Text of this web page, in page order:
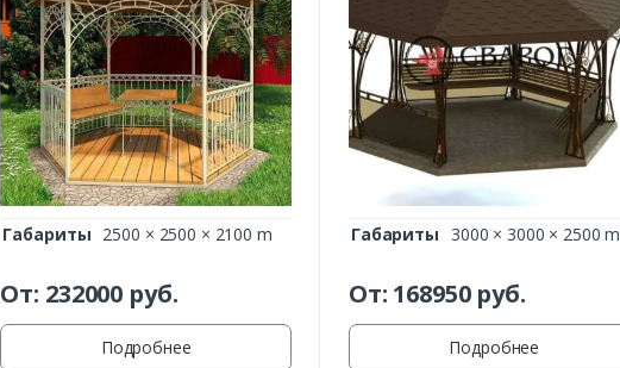
Заказать
Габариты 2500 × 2500 × 2100 m
От: 232000 руб.
Подробнее
Габариты 3000 × 3000 × 2500 m
От: 168950руб.
Подробнее